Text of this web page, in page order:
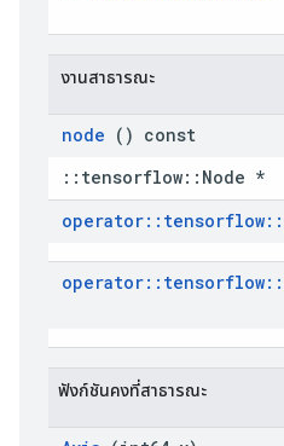
งานสาธารณะ
node () const
::tensorflow::Node *
operator:: tensorflow::
operator:: tensorflow::
ฟังก์ชันคงที่สาธารณะ